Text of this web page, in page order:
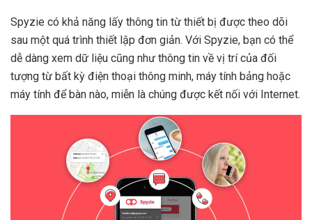
Spyzie có khả năng lấy thông tin từ thiết bị được theo dõi
sau một quá trình thiết lập đơn giản. Với Spyzie, bạn có thể
dễ dàng xem dữ liệu cũng như thông tin về vị trí của đối
tượng từ bất kỳ điện thoại thông minh, máy tính bảng hoặc
máy tính để bàn nào, miễn là chúng được kết nối với Internet.